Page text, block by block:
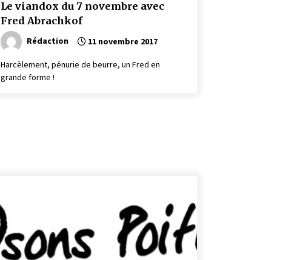
Le viandox du 7 novembre avec
Fred Abrachkof
Rédaction 11 novembre 2017
Harcèlement, pénurie de beurre, un Fred en
grande forme !